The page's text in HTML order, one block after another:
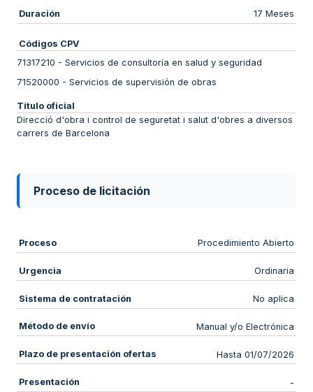
Duración 17 Meses
Códigos CPV
71317210 - Servicios de consultoría en salud y seguridad
71520000 - Servicios de supervisión de obras
Título oficial
Direcció d'obra i control de seguretat i salut d'obres a diversos
carrers de Barcelona
Proceso de licitación
Proceso Procedimiento Abierto
Urgencia Ordinaria
Sistema de contratación No aplica
Método de envío Manual y/o Electrónica
Plazo de presentación ofertas Hasta 01/07/2026
Presentación -